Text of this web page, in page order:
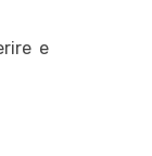
e